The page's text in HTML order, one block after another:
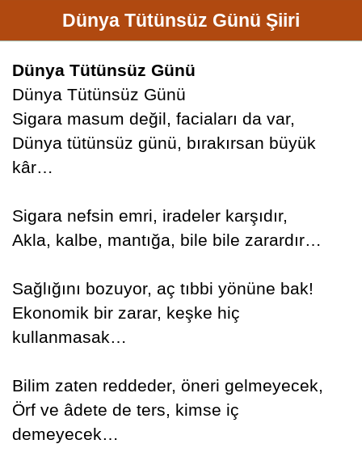
Dünya Tütünsüz Günü Şiiri
Dünya Tütünsüz Günü
Dünya Tütünsüz Günü
Sigara masum değil, faciaları da var,
Dünya tütünsüz günü, bırakırsan büyük
kâr…
Sigara nefsin emri, iradeler karşıdır,
Akla, kalbe, mantığa, bile bile zarardır…
Sağlığını bozuyor, aç tıbbi yönüne bak!
Ekonomik bir zarar, keşke hiç
kullanmasak…
Bilim zaten reddeder, öneri gelmeyecek,
Örf ve âdete de ters, kimse iç
demeyecek…